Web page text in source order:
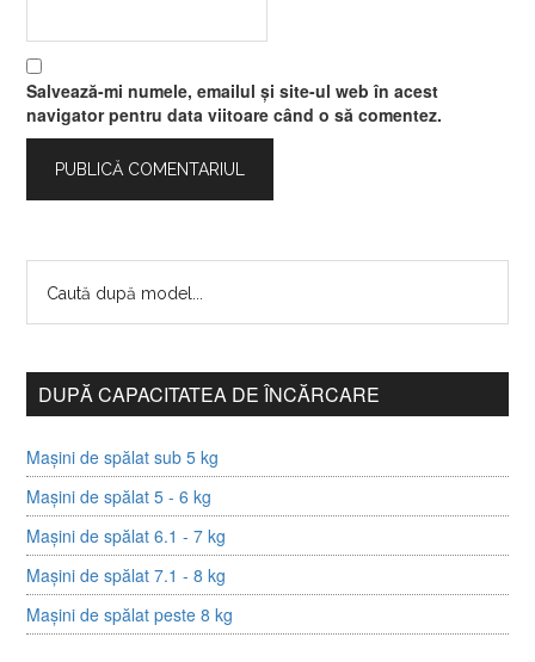
Salvează-mi numele, emailul și site-ul web în acest
navigator pentru data viitoare când o să comentez.
DUPĂ CAPACITATEA DE ÎNCĂRCARE
Mașini de spălat sub 5 kg
Mașini de spălat 5 - 6 kg
Mașini de spălat 6.1 - 7 kg
Mașini de spălat 7.1 - 8 kg
Mașini de spălat peste 8 kg